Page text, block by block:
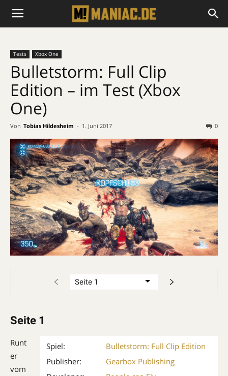
Tests Xbox One
Bulletstorm: Full Clip
Edition – im Test (Xbox
One)
Von Tobias Hildesheim - 1. Juni 2017 0
Seite 1
Spiel:
Bulletstorm: Full Clip Edition
Publisher:
Gearbox Publishing
Runt
er
vom